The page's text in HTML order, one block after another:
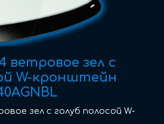
ветровое зел с
W-кронштейн
зел с голуб полосой W-